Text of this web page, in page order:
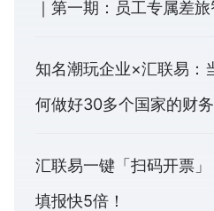
｜第一期：员工专属差
知名潮玩企业×汇联易：
何做好30多个国家的财
汇联易一键「扫码开票
填报快5倍！